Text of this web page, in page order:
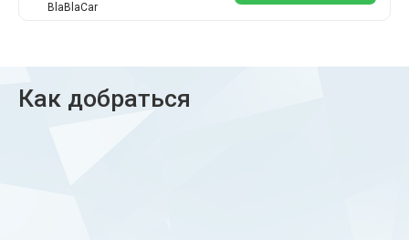
BlaBlaCar
Как добраться